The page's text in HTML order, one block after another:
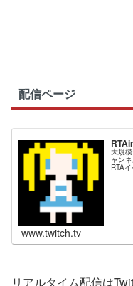
配信ページ
大規
ャン
RTA
www.twitch.tv
リアルタイム配信は